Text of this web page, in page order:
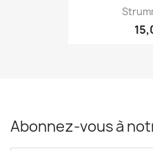
Abonnez-vous à